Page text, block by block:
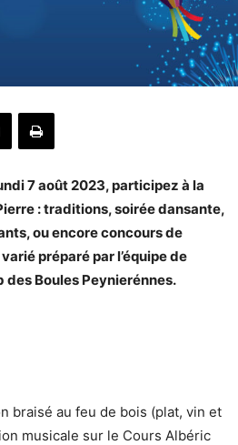
7 août 2023, participez à la
: traditions, soirée dansante,
ou encore concours de
préparé par l’équipe de
des Boules Peynierénnes.
braisé au feu de bois (plat, vin et
musicale sur le Cours Albéric